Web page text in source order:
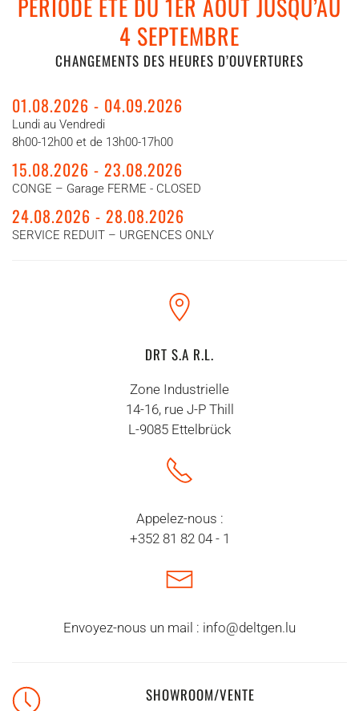
PERIODE ÉTÉ DU 1ER AOUT JUSQU’AU
4 SEPTEMBRE
CHANGEMENTS DES HEURES D’OUVERTURES
01.08.2026 - 04.09.2026
Lundi au Vendredi
8h00-12h00 et de 13h00-17h00
15.08.2026 - 23.08.2026
CONGE – Garage FERME - CLOSED
24.08.2026 - 28.08.2026
SERVICE REDUIT – URGENCES ONLY
DRT S.A R.L.
Zone Industrielle
14-16, rue J-P Thill
L-9085 Ettelbrück
Appelez-nous :
+352 81 82 04 - 1
Envoyez-nous un mail : info@deltgen.lu
SHOWROOM/VENTE